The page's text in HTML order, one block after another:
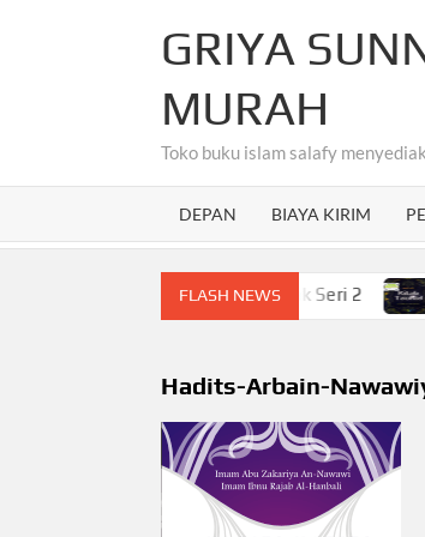
GRIYA
MURAH
Toko buku islam salafy
DEPAN BIAYA KIRIM
FLASH NEWS
Arab Untuk Anak-Anak Seri 2 Kitab
Hadits-Arbain-